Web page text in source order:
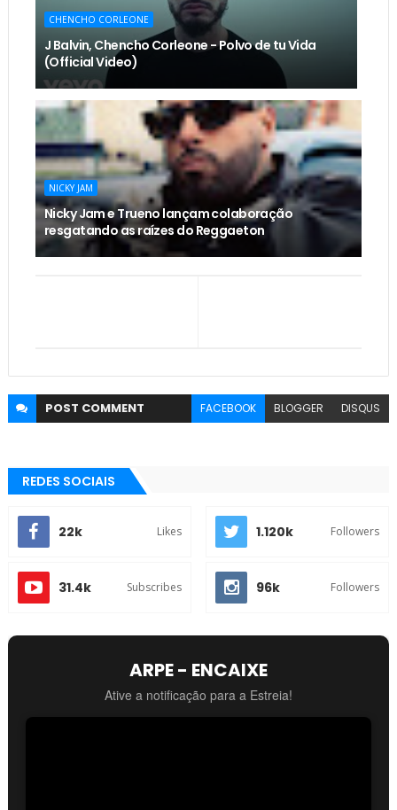
CHENCHO CORLEONE
J Balvin, Chencho Corleone - Polvo de tu Vida
(Official Video)
NICKY JAM
Nicky Jam e Trueno lançam colaboração
resgatando as raízes do Reggaeton
POST COMMENT FACEBOOK BLOGGER DISQUS
REDES SOCIAIS
22k Likes 1.120k Followers
31.4k Subscribes 96k Followers
ARPE - ENCAIXE
Ative a notificação para a Estreia!